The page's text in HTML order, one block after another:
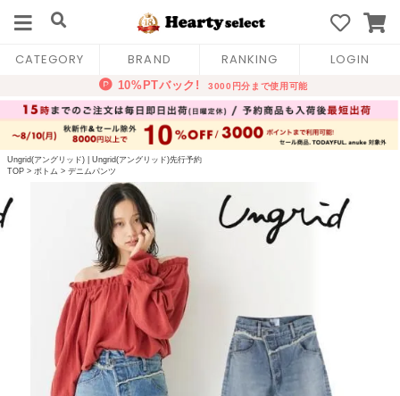
CATEGORY BRAND RANKING LOGIN
Ungrid(アングリッド)
Ungrid(アングリッド)先行予約
TOP > ボトム > デニムパンツ